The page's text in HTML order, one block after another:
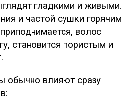
гладкими и живыми.
и частой сушки горячим
волос
становится пористым и
обычно влияют сразу